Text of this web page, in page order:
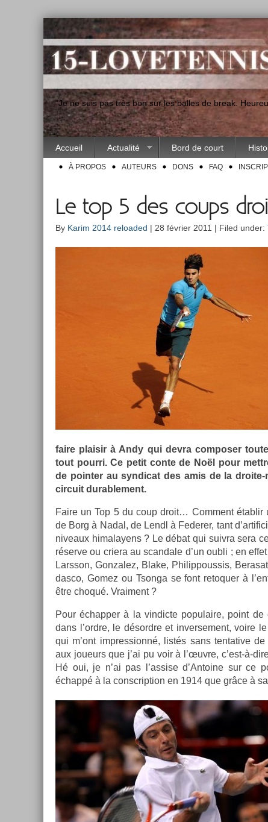
"Je ne suis pas très bon sur les balles de break.
Accueil Actualité Bord de court
À PROPOS AUTEURS DONS FAQ
Le top 5 des coups
By Karim 2014 reloaded | 28 février 2011 | Filed under:
faire plaisir à Andy qui devra com­pos­er
tout pour­ri. Ce petit conte de Noël pour
de point­er au syn­dicat des amis de la
cir­cuit durab­le­ment.
Faire un Top 5 du coup droit… Com­ment étab­lir
de Borg à Nadal, de Lendl à Feder­er, tant
niveaux himalayens ? Le débat qui suiv­ra sera
réserve ou criera au scan­dale d’un oubli ; en
Larsson, Gon­zalez, Blake, Philip­pous­sis,
dasco, Gomez ou Tson­ga se font re­toqu­er à
être choqué. Vrai­ment ?
Pour échapp­er à la vin­dicte populaire, point
dans l’ordre, le désordre et in­ver­se­ment, voire
qui m’ont im­pres­sionné, listés sans ten­tative
aux joueurs que j’ai pu voir à l’œuvre, c’est-à-
Hé oui, je n’ai pas l’ass­ise d’An­toine sur ce
échappé à la con­scrip­tion en 1914 que grâce à